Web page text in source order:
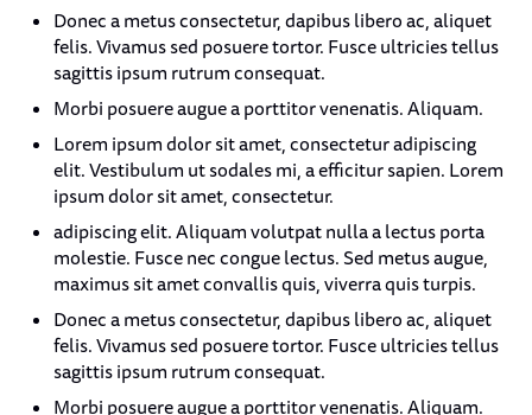
Donec a metus consectetur, dapibus libero ac, aliquet
felis. Vivamus sed posuere tortor. Fusce ultricies tellus
sagittis ipsum rutrum consequat.
Morbi posuere augue a porttitor venenatis. Aliquam.
Lorem ipsum dolor sit amet, consectetur adipiscing
elit. Vestibulum ut sodales mi, a efficitur sapien. Lorem
ipsum dolor sit amet, consectetur.
adipiscing elit. Aliquam volutpat nulla a lectus porta
molestie. Fusce nec congue lectus. Sed metus augue,
maximus sit amet convallis quis, viverra quis turpis.
Donec a metus consectetur, dapibus libero ac, aliquet
felis. Vivamus sed posuere tortor. Fusce ultricies tellus
sagittis ipsum rutrum consequat.
Morbi posuere augue a porttitor venenatis. Aliquam.